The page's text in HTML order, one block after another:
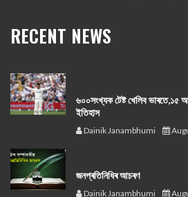
RECENT NEWS
৬০০সংখ্যক টেষ্ট খেলিব ভাৰতে,১৫
ইতিহাস
Dainik Janambhumi
জনপ্ৰতিনিধিৰ আচৰণ
Dainik Janambhumi